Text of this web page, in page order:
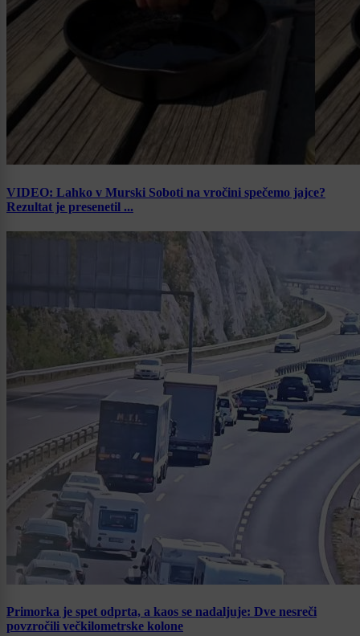
VIDEO: Lahko v Murski Soboti na vročini spečemo jajce?
Rezultat je presenetil ...
Primorka je spet odprta, a kaos se nadaljuje: Dve nesreči
povzročili večkilometrske kolone